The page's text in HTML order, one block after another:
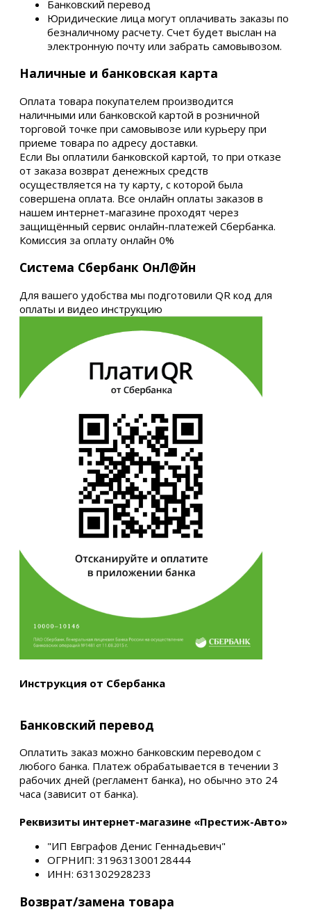
Банковский перевод
Юридические лица могут оплачивать заказы по
безналичному расчету. Счет будет выслан на
электронную почту или забрать самовывозом.
Наличные и банковская карта
Оплата товара покупателем производится
наличными или банковской картой в розничной
торговой точке при самовывозе или курьеру при
приеме товара по адресу доставки.
Если Вы оплатили банковской картой, то при отказе
от заказа возврат денежных средств
осуществляется на ту карту, с которой была
совершена оплата. Все онлайн оплаты заказов в
нашем интернет-магазине проходят через
защищённый сервис онлайн-платежей Сбербанка.
Комиссия за оплату онлайн 0%
Система Сбербанк ОнЛ@йн
Для вашего удобства мы подготовили QR код для
оплаты и видео инструкцию
Инструкция от Сбербанка
Банковский перевод
Оплатить заказ можно банковским переводом с
любого банка. Платеж обрабатывается в течении 3
рабочих дней (регламент банка), но обычно это 24
часа (зависит от банка).
Реквизиты интернет-магазине «Престиж-Авто»
"ИП Евграфов Денис Геннадьевич"
ОГРНИП: 319631300128444
ИНН: 631302928233
Возврат/замена товара